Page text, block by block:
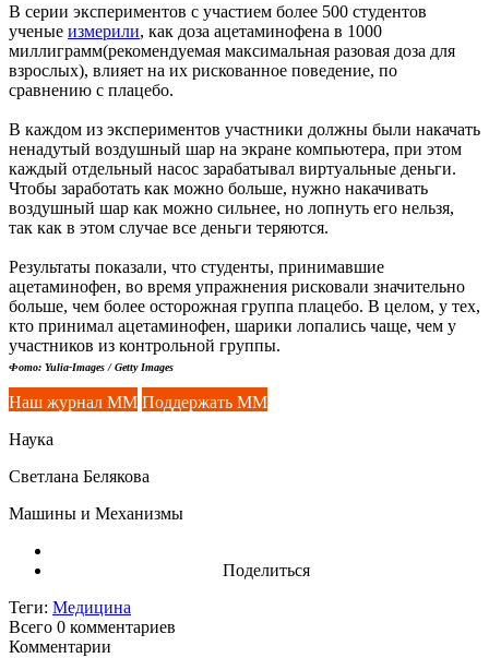
В серии экспериментов с участием более 500 студентов
ученые измерили, как доза ацетаминофена в 1000
миллиграмм(рекомендуемая максимальная разовая доза для
взрослых), влияет на их рискованное поведение, по
сравнению с плацебо.
В каждом из экспериментов участники должны были накачать
ненадутый воздушный шар на экране компьютера, при этом
каждый отдельный насос зарабатывал виртуальные деньги.
Чтобы заработать как можно больше, нужно накачивать
воздушный шар как можно сильнее, но лопнуть его нельзя,
так как в этом случае все деньги теряются.
Результаты показали, что студенты, принимавшие
ацетаминофен, во время упражнения рисковали значительно
больше, чем более осторожная группа плацебо. В целом, у тех,
кто принимал ацетаминофен, шарики лопались чаще, чем у
участников из контрольной группы.
Фото: Yulia-Images / Getty Images
Наш журнал ММ Поддержать ММ
Наука
Светлана Белякова
Машины и Механизмы
Поделиться
Теги: Медицина
Всего 0 комментариев
Комментарии